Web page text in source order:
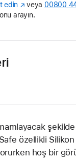
edin (Yeni
pencerede
veya 00800
arayın.
özellikli Silikon
hoş bir